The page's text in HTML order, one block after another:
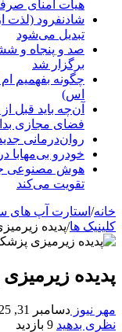
هیأت امنای
شادنفرود (لذت
تبدیل می‌شود
صد و پنجاه‌ و
برگزار شد
چگونه بفهمیم
اس)
آن‌چه باید قبل
فضای مجازی
روان‌درمانی
خودرو
هوش مصنوعی
تقویت می‌کند
خانه/ استارت آپ های
کلینیک ها/پدیده
پدیده
مهر نیوز دسامبر 31, 2025
نظری بدهید 9 بازدید